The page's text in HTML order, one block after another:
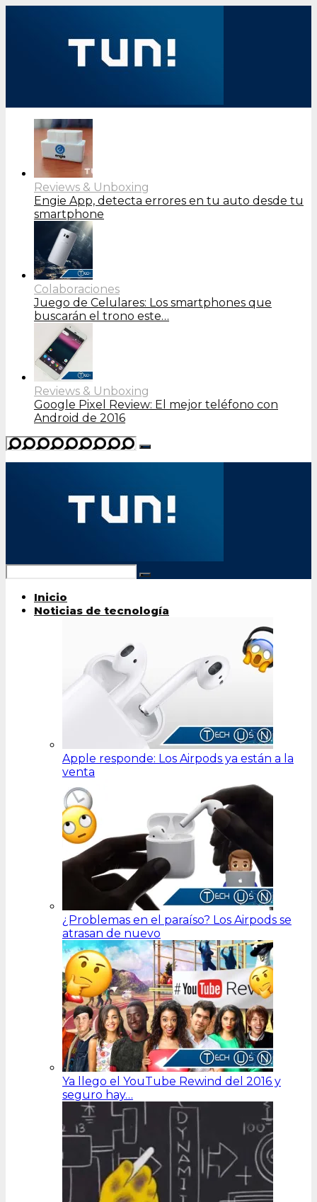
Reviews & Unboxing
Engie App, detecta errores en tu auto desde tu
smartphone
Colaboraciones
Juego de Celulares: Los smartphones que
buscarán el trono este…
Reviews & Unboxing
Google Pixel Review: El mejor teléfono con
Android de 2016
Inicio
Noticias de tecnología
Apple responde: Los Airpods ya están a la
venta
¿Problemas en el paraíso? Los Airpods se
atrasan de nuevo
Ya llego el YouTube Rewind del 2016 y
seguro hay…